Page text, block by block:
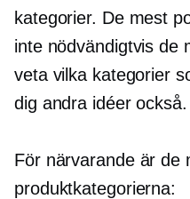
kategorier. De mest
inte nödvändigtvis de
veta vilka kategorier
dig andra idéer också.
För närvarande är de
produktkategorierna: